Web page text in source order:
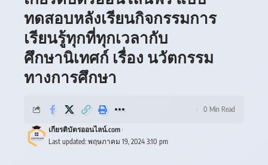
ทดสอบหลังเรียนกิจกรรมการ
เรียนรู้ทุกที่ทุกเวลากับ
ศึกษานิเทศก์ เรื่อง นวัตกรรม
ทางการศึกษา
Last updated: พฤษภาคม 19, 2024 3:10 pm
เกียรติบัตรออนไลน์.com
0 Min Read